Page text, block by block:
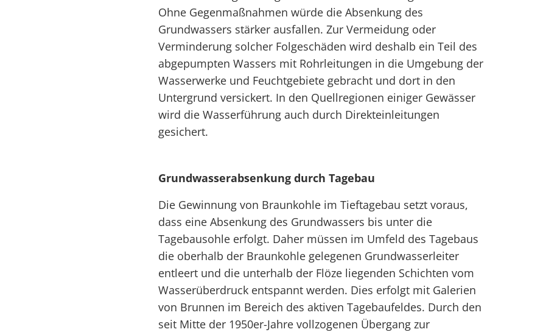
Ohne Gegenmaßnahmen würde die Absenkung des
Grundwassers stärker ausfallen. Zur Vermeidung oder
Verminderung solcher Folgeschäden wird deshalb ein Teil des
abgepumpten Wassers mit Rohrleitungen in die Umgebung der
Wasserwerke und Feuchtgebiete gebracht und dort in den
Untergrund versickert. In den Quellregionen einiger Gewässer
wird die Wasserführung auch durch Direkteinleitungen
gesichert.
Grundwasserabsenkung durch Tagebau
Die Gewinnung von Braunkohle im Tieftagebau setzt voraus,
dass eine Absenkung des Grundwassers bis unter die
Tagebausohle erfolgt. Daher müssen im Umfeld des Tagebaus
die oberhalb der Braunkohle gelegenen Grundwasserleiter
entleert und die unterhalb der Flöze liegenden Schichten vom
Wasserüberdruck entspannt werden. Dies erfolgt mit Galerien
von Brunnen im Bereich des aktiven Tagebaufeldes. Durch den
seit Mitte der 1950er-Jahre vollzogenen Übergang zur